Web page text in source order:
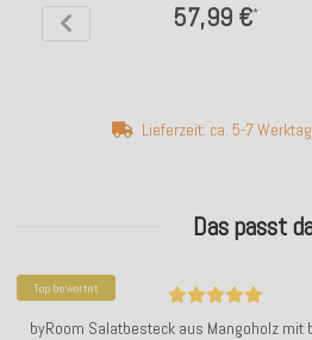
57,99 €*
Lieferzeit: ca. 5-7
Das passt
Top bewertet
byRoom Salatbesteck aus Mangoholz mit